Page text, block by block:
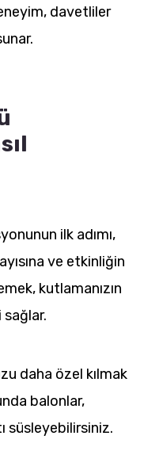
davetliler
ilk adımı,
ve etkinliğin
kutlamanızın
daha özel kılmak
balonlar,
süsleyebilirsiniz.